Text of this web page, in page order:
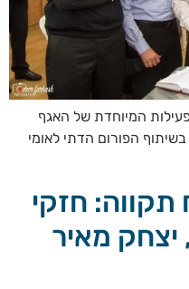
המיוחדת של האגף
הפורום הדתי לאומי
חזקי
יצחק מאיר